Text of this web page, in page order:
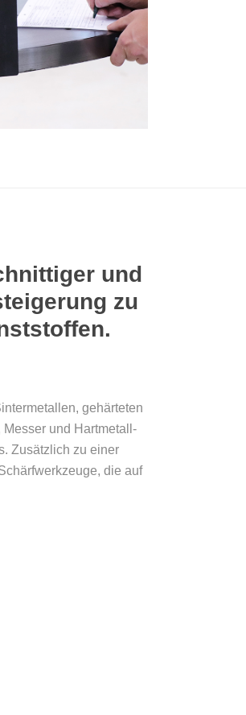
und
zu
gehärteten
und Hartmetall-
Zusätzlich zu einer
die auf